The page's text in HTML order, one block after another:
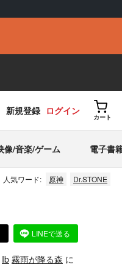
新規登録 ログイン
カート
像/音楽/ゲーム 電子書
人気ワード: 原神 Dr.STONE
LINEで送る
Ib 霧雨が降る森 に